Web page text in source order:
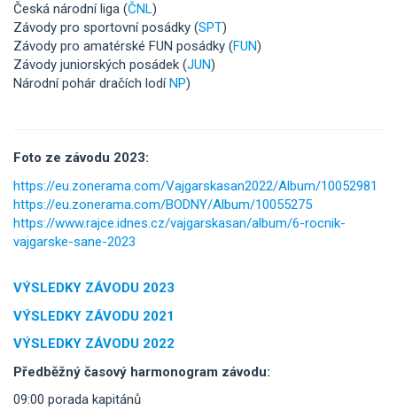
Česká národní liga (ČNL)
Závody pro sportovní posádky (SPT)
Závody pro amatérské FUN posádky (FUN)
Závody juniorských posádek (JUN)
Národní pohár dračích lodíNP)
Foto ze závodu 2023:
https://eu.zonerama.com/Vajgarskasan2022/Album/10052981
https://eu.zonerama.com/BODNY/Album/10055275
https://www.rajce.idnes.cz/vajgarskasan/album/6-rocnik-
vajgarske-sane-2023
VÝSLEDKY ZÁVODU 2023
VÝSLEDKY ZÁVODU 2021
VÝSLEDKY ZÁVODU 2022
Předběžný časový harmonogram závodu:
09:00 porada kapitánů